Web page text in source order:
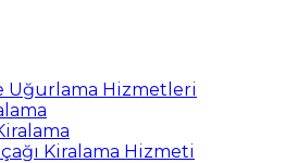
Uğurlama Hizmetleri
Kiralama Hizmeti